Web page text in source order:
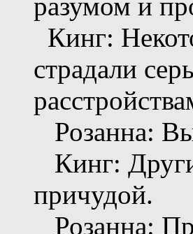
Кинг:
страдали
Розанна:
Кинг:
причудой.
Розанна: